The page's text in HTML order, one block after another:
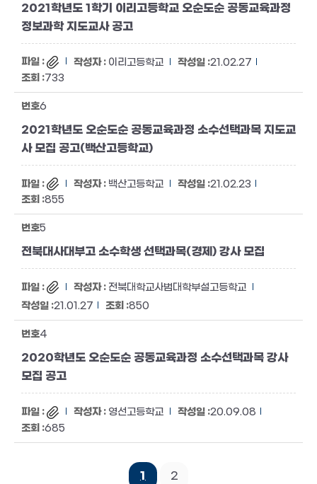
2021학년도 1학기 이리고등학교 오순도순 공동교육과정
정보과학 지도교사 공고
이리고등학교
21.02.27
733
6
2021학년도 오순도순 공동교육과정 소수선택과목 지도교
사 모집 공고(백산고등학교)
백산고등학교
21.02.23
855
5
전북대사대부고 소수학생 선택과목(경제) 강사 모집
전북대학교사범대학부설고등학교
21.01.27
850
4
2020학년도 오순도순 공동교육과정 소수선택과목 강사
모집 공고
영선고등학교
20.09.08
685
1 2